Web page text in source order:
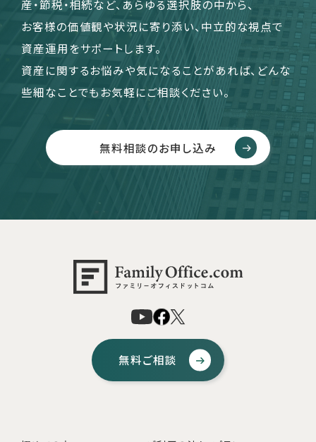
産・節税・相続など、あらゆる選択肢の中から、
お客様の価値観や状況に寄り添い、中立的な視点で
資産運用をサポートします。
資産に関するお悩みや気になることがあれば、どんな
些細なことでもお気軽にご相談ください。
無料相談のお申し込み
無料ご相談